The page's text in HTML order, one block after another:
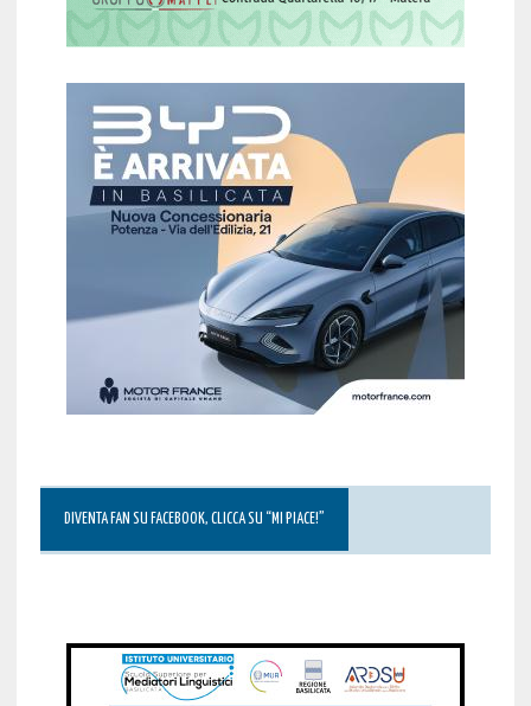
DIVENTA FAN SU FACEBOOK, CLICCA SU “MI PIACE!”